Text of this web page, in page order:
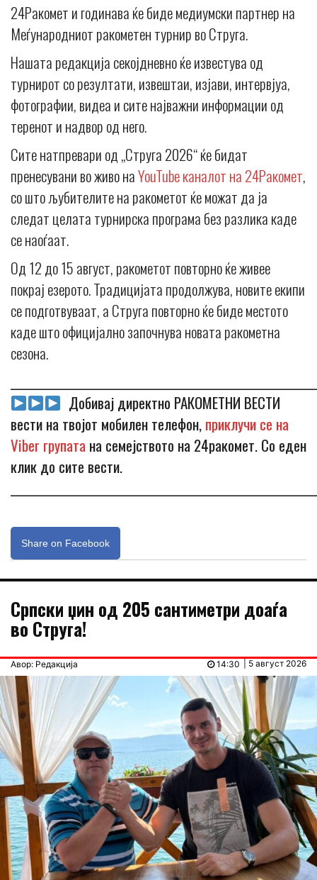
24Ракомет и годинава ќе биде медиумски партнер на
Меѓународниот ракометен турнир во Струга.
Нашата редакција секојдневно ќе известува од
турнирот со резултати, извештаи, изјави, интервјуа,
фотографии, видеа и сите најважни информации од
теренот и надвор од него.
Сите натпревари од „Струга 2026“ ќе бидат
пренесувани во живо наYouTube каналот на 24Ракомет,
со што љубителите на ракометот ќе можат да ја
следат целата турнирска програма без разлика каде
се наоѓаат.
Од 12 до 15 август, ракометот повторно ќе живее
покрај езерото. Традицијата продолжува, новите екипи
се подготвуваат, а Струга повторно ќе биде местото
каде што официјално започнува новата ракометна
сезона.
Добивај директно РАКОМЕТНИ ВЕСТИ
вести на твојот мобилен телефон,приклучи се на
Viber групата на семејството на 24ракомет. Со еден
клик до сите вести.
Share on Facebook
Српски џин од 205 сантиметри доаѓа
во Струга!
Авор: Редакција | 5 август 2026
14:30